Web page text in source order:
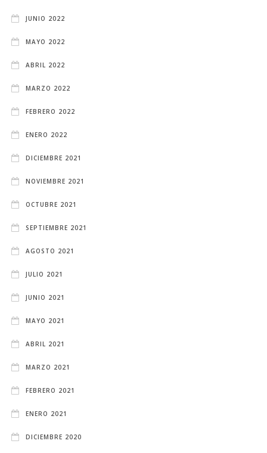
JUNIO 2022
MAYO 2022
ABRIL 2022
MARZO 2022
FEBRERO 2022
ENERO 2022
DICIEMBRE 2021
NOVIEMBRE 2021
OCTUBRE 2021
SEPTIEMBRE 2021
AGOSTO 2021
JULIO 2021
JUNIO 2021
MAYO 2021
ABRIL 2021
MARZO 2021
FEBRERO 2021
ENERO 2021
DICIEMBRE 2020